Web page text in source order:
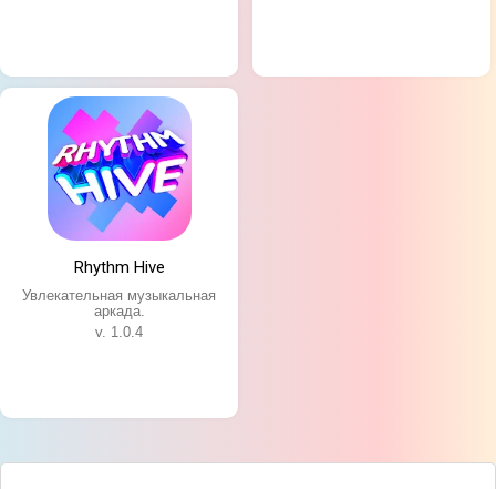
Rhythm Hive
Увлекательная музыкальная
аркада.
v. 1.0.4